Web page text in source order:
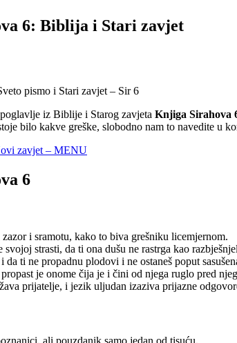
6: Biblija i Stari zavjet
pismo i Stari zavjet – Sir 6
iz Biblije i Starog zavjeta Knjiga Sirahova
bilo kakve greške, slobodno nam to navedite u
zavjet – MENU
6
zazor i sramotu, kako to biva grešniku licemjernom.
svojoj strasti, da ti ona dušu ne rastrga kao
da ti ne propadnu plodovi i ne ostaneš poput
propast je onome čija je i čini od njega ruglo pred
prijatelje, i jezik uljudan izaziva prijazne
ali pouzdanik samo jedan od tisuću.